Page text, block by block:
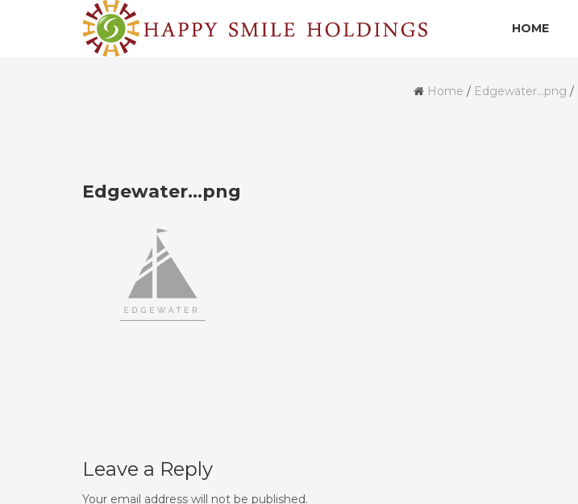
HOME
Home / Edgewater...png /
Edgewater…png
Leave a Reply
Your email address will not be published.